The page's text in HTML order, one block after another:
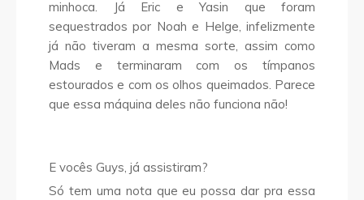
minhoca. Já Eric e Yasin que foram
sequestrados por Noah e Helge, infelizmente
já não tiveram a mesma sorte, assim como
Mads e terminaram com os tímpanos
estourados e com os olhos queimados. Parece
que essa máquina deles não funciona não!
E vocês Guys, já assistiram?
Só tem uma nota que eu possa dar pra essa